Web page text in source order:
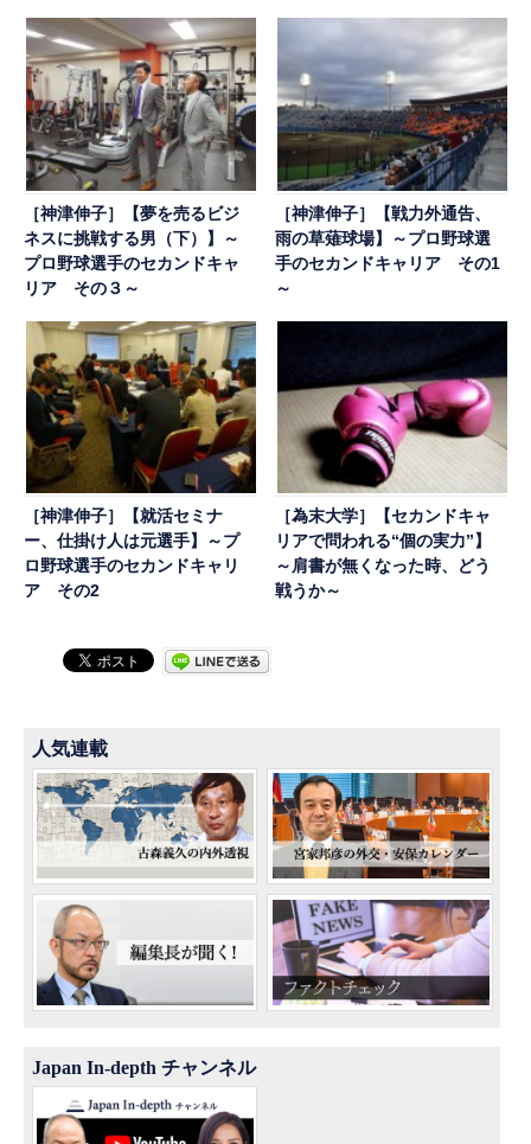
［神津伸子］【夢を売るビジ
ネスに挑戦する男（下）】～
プロ野球選手のセカンドキャ
リア その３～
［神津伸子］【戦力外通告、
雨の草薙球場】～プロ野球選
手のセカンドキャリア その1
～
［神津伸子］【就活セミナ
ー、仕掛け人は元選手】～プ
ロ野球選手のセカンドキャリ
ア その2
［為末大学］【セカンドキャ
リアで問われる“個の実力”】
～肩書が無くなった時、どう
戦うか～
人気連載
Japan In-depth チャンネル